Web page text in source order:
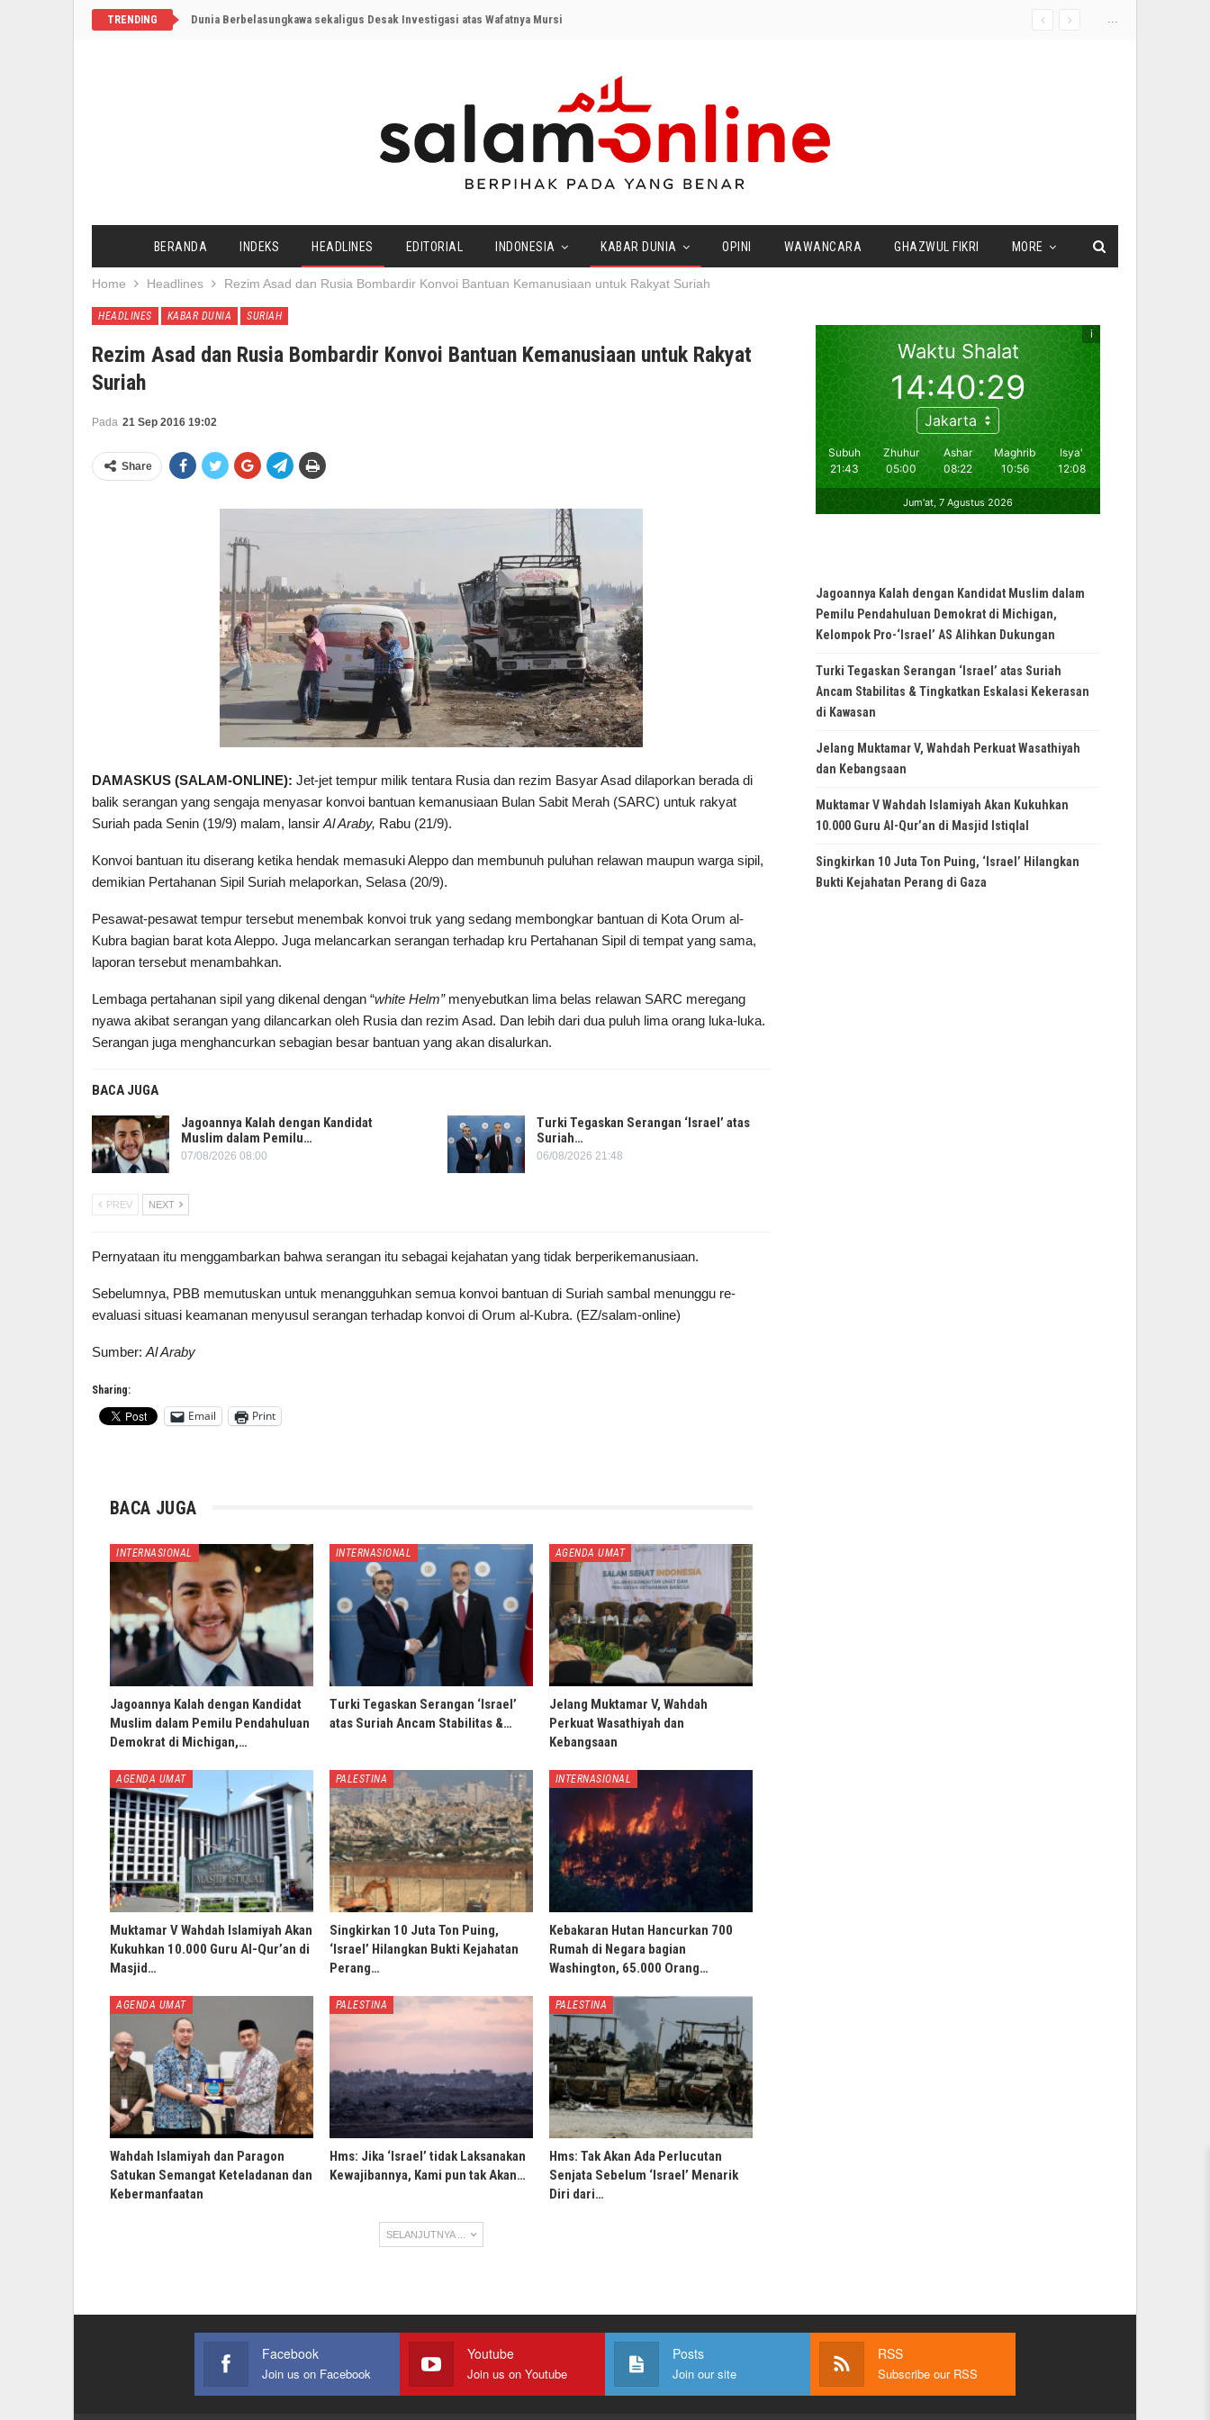
...
TRENDING Dunia Berbelasungkawa sekaligus Desak Investigasi atas Wafatnya Mursi
BERANDA INDEKS HEADLINES EDITORIAL INDONESIA KABAR DUNIA OPINI WAWANCARA GHAZWUL FIKRI MORE
Home Headlines Rezim Asad dan Rusia Bombardir Konvoi Bantuan Kemanusiaan untuk Rakyat Suriah
HEADLINES KABAR DUNIA SURIAH
Rezim Asad dan Rusia Bombardir Konvoi Bantuan Kemanusiaan untuk Rakyat
Suriah
Pada 21 Sep 2016 19:02
Share
DAMASKUS (SALAM-ONLINE): Jet-jet tempur milik tentara Rusia dan rezim Basyar Asad dilaporkan berada di
balik serangan yang sengaja menyasar konvoi bantuan kemanusiaan Bulan Sabit Merah (SARC) untuk rakyat
Suriah pada Senin (19/9) malam, lansir Al Araby, Rabu (21/9).
Konvoi bantuan itu diserang ketika hendak memasuki Aleppo dan membunuh puluhan relawan maupun warga sipil,
demikian Pertahanan Sipil Suriah melaporkan, Selasa (20/9).
Pesawat-pesawat tempur tersebut menembak konvoi truk yang sedang membongkar bantuan di Kota Orum al-
Kubra bagian barat kota Aleppo. Juga melancarkan serangan terhadap kru Pertahanan Sipil di tempat yang sama,
laporan tersebut menambahkan.
Lembaga pertahanan sipil yang dikenal dengan “white Helm” menyebutkan lima belas relawan SARC meregang
nyawa akibat serangan yang dilancarkan oleh Rusia dan rezim Asad. Dan lebih dari dua puluh lima orang luka-luka.
Serangan juga menghancurkan sebagian besar bantuan yang akan disalurkan.
BACA JUGA
Jagoannya Kalah dengan Kandidat
Muslim dalam Pemilu…
07/08/2026 08:00
Turki Tegaskan Serangan ‘Israel’ atas
Suriah…
06/08/2026 21:48
PREV NEXT
Pernyataan itu menggambarkan bahwa serangan itu sebagai kejahatan yang tidak berperikemanusiaan.
Sebelumnya, PBB memutuskan untuk menangguhkan semua konvoi bantuan di Suriah sambal menunggu re-
evaluasi situasi keamanan menyusul serangan terhadap konvoi di Orum al-Kubra. (EZ/salam-online)
Sumber: Al Araby
Sharing:
Email Print
BACA JUGA
INTERNASIONAL
Jagoannya Kalah dengan Kandidat
Muslim dalam Pemilu Pendahuluan
Demokrat di Michigan,…
INTERNASIONAL
Turki Tegaskan Serangan ‘Israel’
atas Suriah Ancam Stabilitas &…
AGENDA UMAT
Jelang Muktamar V, Wahdah
Perkuat Wasathiyah dan
Kebangsaan
AGENDA UMAT
Muktamar V Wahdah Islamiyah Akan
Kukuhkan 10.000 Guru Al-Qur’an di
Masjid…
PALESTINA
Singkirkan 10 Juta Ton Puing,
‘Israel’ Hilangkan Bukti Kejahatan
Perang…
INTERNASIONAL
Kebakaran Hutan Hancurkan 700
Rumah di Negara bagian
Washington, 65.000 Orang…
AGENDA UMAT
Wahdah Islamiyah dan Paragon
Satukan Semangat Keteladanan dan
Kebermanfaatan
PALESTINA
Hms: Jika ‘Israel’ tidak Laksanakan
Kewajibannya, Kami pun tak Akan…
PALESTINA
Hms: Tak Akan Ada Perlucutan
Senjata Sebelum ‘Israel’ Menarik
Diri dari…
SELANJUTNYA ...
Jagoannya Kalah dengan Kandidat Muslim dalam
Pemilu Pendahuluan Demokrat di Michigan,
Kelompok Pro-‘Israel’ AS Alihkan Dukungan
Turki Tegaskan Serangan ‘Israel’ atas Suriah
Ancam Stabilitas & Tingkatkan Eskalasi Kekerasan
di Kawasan
Jelang Muktamar V, Wahdah Perkuat Wasathiyah
dan Kebangsaan
Muktamar V Wahdah Islamiyah Akan Kukuhkan
10.000 Guru Al-Qur’an di Masjid Istiqlal
Singkirkan 10 Juta Ton Puing, ‘Israel’ Hilangkan
Bukti Kejahatan Perang di Gaza
Facebook
Join us on Facebook
Youtube
Join us on Youtube
Posts
Join our site
RSS
Subscribe our RSS